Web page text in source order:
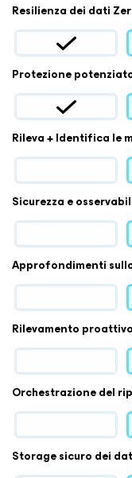
Resilienza dei dati
Protezione
Rileva + Identifica le
Sicurezza e
Approfondimenti
Rilevamento
Orchestrazione del
Storage sicuro dei